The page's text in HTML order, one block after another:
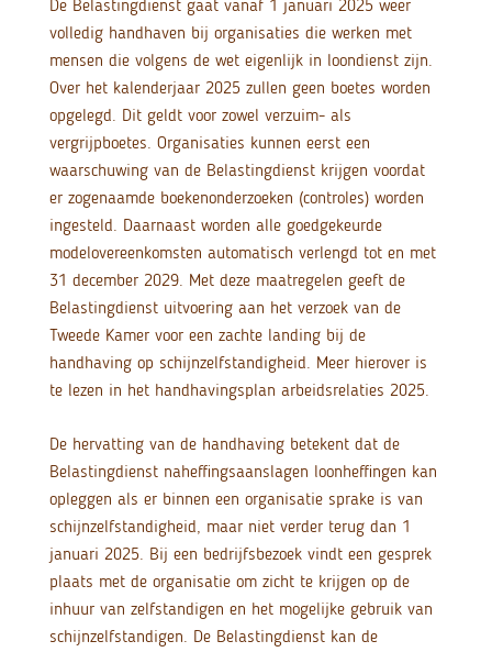
De Belastingdienst gaat vanaf 1 januari 2025 weer
volledig handhaven bij organisaties die werken met
mensen die volgens de wet eigenlijk in loondienst zijn.
Over het kalenderjaar 2025 zullen geen boetes worden
opgelegd. Dit geldt voor zowel verzuim- als
vergrijpboetes. Organisaties kunnen eerst een
waarschuwing van de Belastingdienst krijgen voordat
er zogenaamde boekenonderzoeken (controles) worden
ingesteld. Daarnaast worden alle goedgekeurde
modelovereenkomsten automatisch verlengd tot en met
31 december 2029. Met deze maatregelen geeft de
Belastingdienst uitvoering aan het verzoek van de
Tweede Kamer voor een zachte landing bij de
handhaving op schijnzelfstandigheid. Meer hierover is
te lezen in het handhavingsplan arbeidsrelaties 2025.
De hervatting van de handhaving betekent dat de
Belastingdienst naheffingsaanslagen loonheffingen kan
opleggen als er binnen een organisatie sprake is van
schijnzelfstandigheid, maar niet verder terug dan 1
januari 2025. Bij een bedrijfsbezoek vindt een gesprek
plaats met de organisatie om zicht te krijgen op de
inhuur van zelfstandigen en het mogelijke gebruik van
schijnzelfstandigen. De Belastingdienst kan de